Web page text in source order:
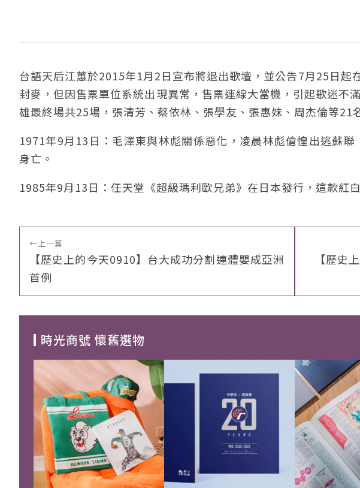
台語天后江蕙於2015年1月2日宣布將退出歌壇，並公告7月25日起
封麥，但因售票單位系統出現異常，售票連線大當機，引起歌迷不
雄最終場共25場，張清芳、蔡依林、張學友、張惠妹、周杰倫等21
1971年9月13日：毛澤東與林彪關係惡化，凌晨林彪傖惶出逃蘇
身亡。
1985年9月13日：任天堂《超級瑪利歐兄弟》在日本發行，這款紅
← 上一篇
【歷史上的今天0910】台大成功分割連體嬰成亞洲
首例
【歷史
時光商號 懷舊選物